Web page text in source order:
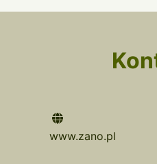
www.zano.pl